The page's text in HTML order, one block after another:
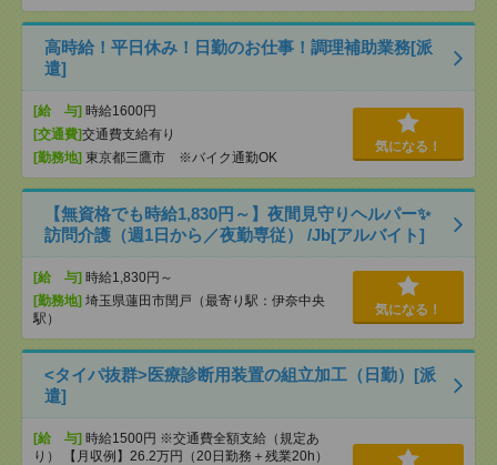
高時給！平日休み！日勤のお仕事！調理補助業務[派
遣]
[給 与] 時給1600円
[交通費]交通費支給有り
[勤務地] 東京都三鷹市 ※バイク通勤OK
気になる！
【無資格でも時給1,830円～】夜間見守りヘルパー✨
訪問介護（週1日から／夜勤専従） /Jb[アルバイト]
[給 与] 時給1,830円～
[勤務地] 埼玉県蓮田市閏戸（最寄り駅：伊奈中央
駅）
気になる！
<タイパ抜群>医療診断用装置の組立加工（日勤）[派
遣]
[給 与] 時給1500円 ※交通費全額支給（規定あ
り） 【月収例】26.2万円（20日勤務＋残業20h）